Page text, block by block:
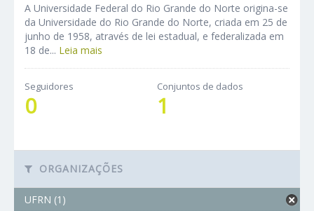
A Universidade Federal do Rio Grande do Norte origina-se
da Universidade do Rio Grande do Norte, criada em 25 de
junho de 1958, através de lei estadual, e federalizada em
18 de... Leia mais
Seguidores
0
Conjuntos de dados
1
ORGANIZAÇÕES
UFRN (1)